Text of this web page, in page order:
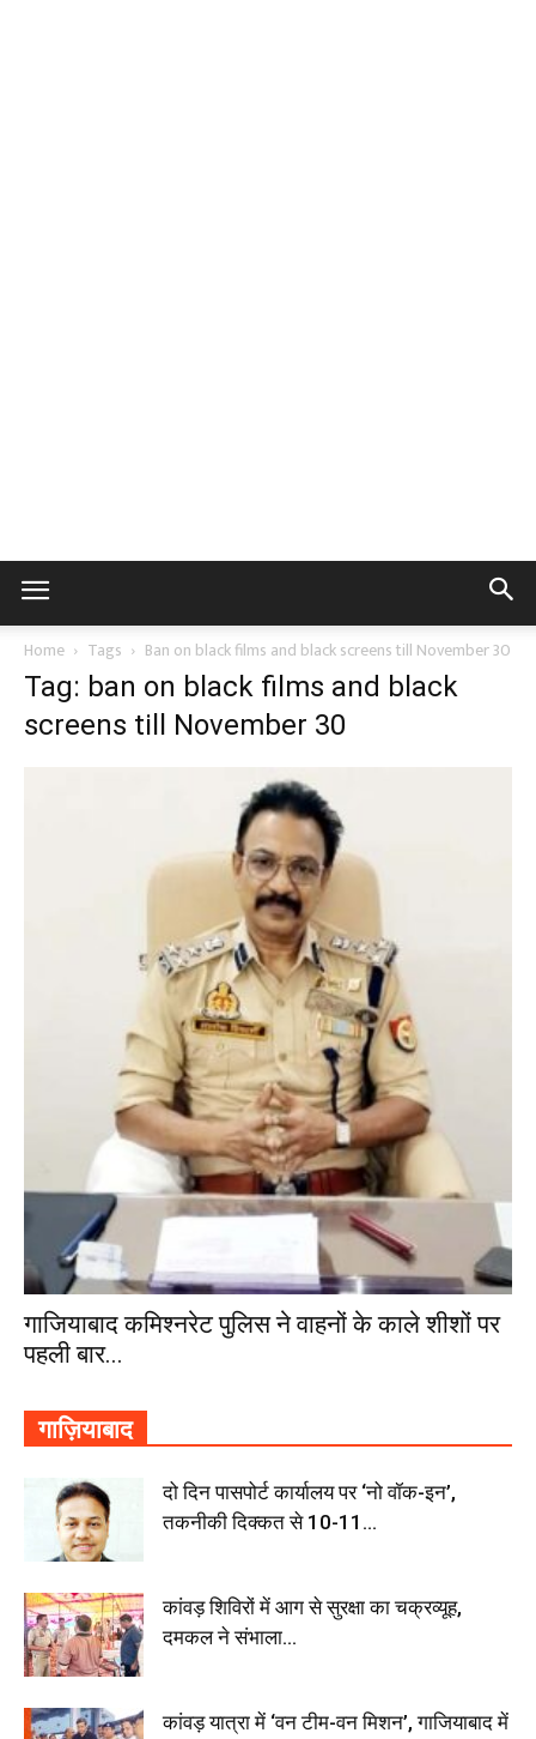
Home Tags Ban on black films and black screens till November 30
Tag: ban on black films and black
screens till November 30
गाजियाबाद कमिश्नरेट पुलिस ने वाहनों के काले शीशों पर
पहली बार...
गाज़ियाबाद
दो दिन पासपोर्ट कार्यालय पर ‘नो वॉक-इन’,
तकनीकी दिक्कत से 10-11...
कांवड़ शिविरों में आग से सुरक्षा का चक्रव्यूह,
दमकल ने संभाला...
कांवड़ यात्रा में ‘वन टीम-वन मिशन’, गाजियाबाद में